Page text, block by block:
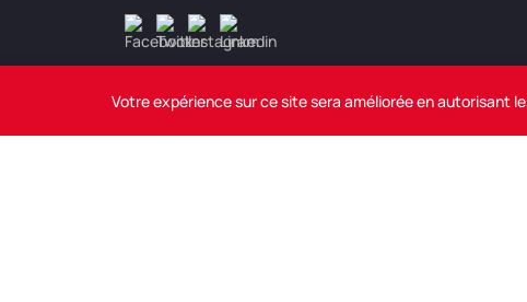
Votre expérience sur ce site sera améliorée en autorisant